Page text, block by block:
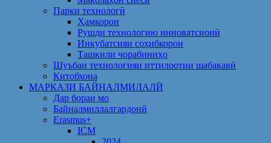
Парки технологӣ
Ҳамкорон
Рушди технологию инноватсионӣ
Инкубатсияи соҳибкорон
Ташкили чорабиниҳо
Шуъбаи технологияи иттилоотии шабакавӣ
Китобхона
МАРКАЗИ БАЙНАЛМИЛАЛӢ
Дар бораи мо
Байналмиллалгардонӣ
Erasmus+
ICM